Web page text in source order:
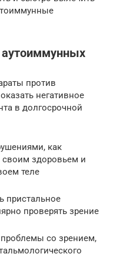
аутоиммунных
против
негативное
в долгосрочной
как
своим здоровьем и
теле
пристальное
проверять зрение
со зрением,